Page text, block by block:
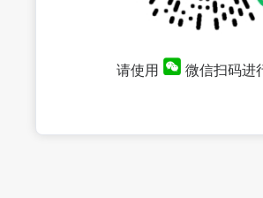
请使用 微信扫码进